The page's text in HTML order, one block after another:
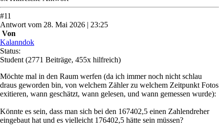
#11
Antwort vom 28. Mai 2026 | 23:25
Von
Kalanndok
Status:
Student (2771 Beiträge, 455x hilfreich)
Möchte mal in den Raum werfen (da ich immer noch nicht schlau
draus geworden bin, von welchem Zähler zu welchem Zeitpunkt Fotos
exitieren, wann geschätzt, wann gelesen, und wann gemessen wurde):
Könnte es sein, dass man sich bei den 167402,5 einen Zahlendreher
eingebaut hat und es vielleicht 176402,5 hätte sein müssen?